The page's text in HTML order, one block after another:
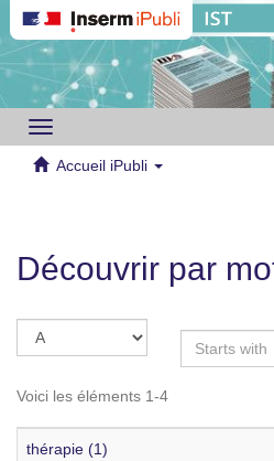
Toggle
navigation
Accueil iPubli
Découvrir par
Voici les éléments 1-4
thérapie (1)